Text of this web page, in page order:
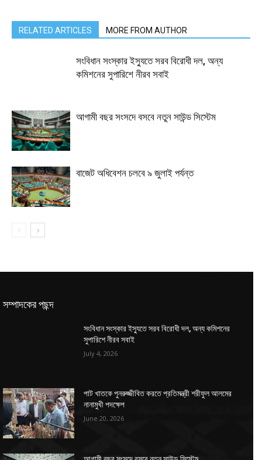
RELATED ARTICLES MORE FROM AUTHOR
সংবিধান সংস্কার ইস্যুতে সরব বিরোধী দল, অন্য
কমিশনের সুপারিশে নীরব সবাই
আগামী বছর সংসদে বসবে নতুন সাউন্ড সিস্টেম
বাজেট অধিবেশন চলবে ৯ জুলাই পর্যন্ত
সম্পাদকের পছন্দ
সংবিধান সংস্কার ইস্যুতে সরব বিরোধী দল, অন্য কমিশনের
সুপারিশে নীরব সবাই
July 4, 2026
পাট খাতকে পুনরুজ্জীবিত করতে প্রতিমন্ত্রী শরীফুল আলমের
নানামুখী পদক্ষেপ
June 20, 2026